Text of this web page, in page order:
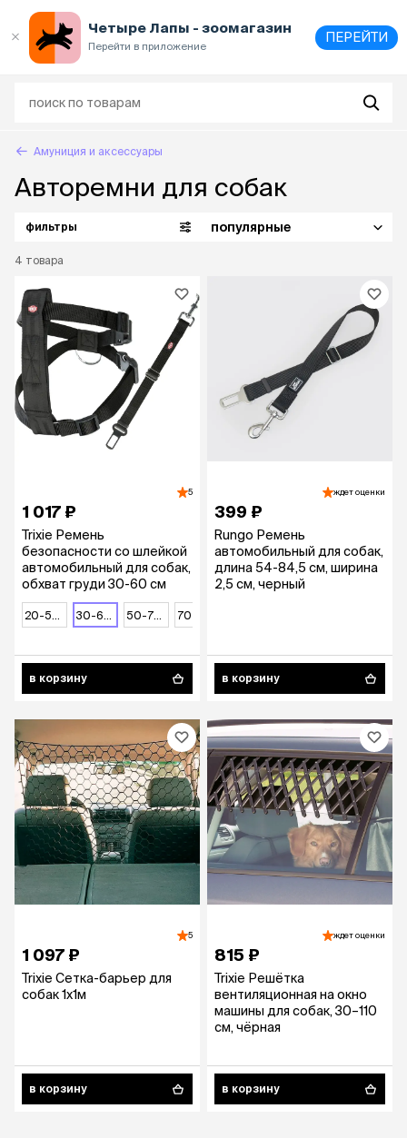
Четыре Лапы - зоомагазин
Перейти в приложение
ПЕРЕЙТИ
Амуниция и аксессуары
Авторемни для собак
4 товара
фильтры популярные
5
1 017 ₽
Trixie Ремень
безопасности со шлейкой
автомобильный для собак,
обхват груди 30-60 см
в корзину
ждет оценки
399 ₽
Rungo Ремень
автомобильный для собак,
длина 54-84,5 см, ширина
2,5 см, черный
в корзину
5
1 097 ₽
Trixie Сетка-барьер для
собак 1х1м
в корзину
ждет оценки
815 ₽
Trixie Решётка
вентиляционная на окно
машины для собак, 30–110
см, чёрная
в корзину